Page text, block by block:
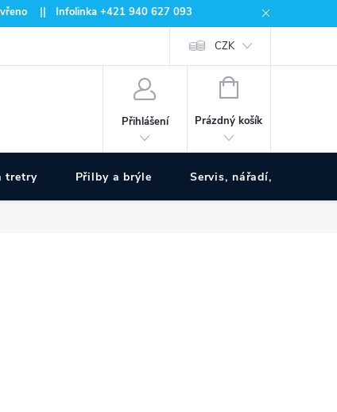
|| Infolinka +421 940 627 093
CZK
Přihlášení
NÁKUPNÍ
Prázdný košík
tretry Přilby a brýle Servis, nářadí, pumpy